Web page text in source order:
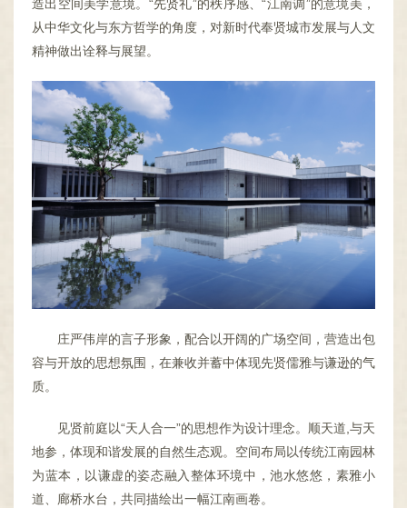
造出空间美学意境。“先贤礼”的秩序感、“江南调”的意境美，
从中华文化与东方哲学的角度，对新时代奉贤城市发展与人文
精神做出诠释与展望。
庄严伟岸的言子形象，配合以开阔的广场空间，营造出包
容与开放的思想氛围，在兼收并蓄中体现先贤儒雅与谦逊的气
质。
见贤前庭以“天人合一”的思想作为设计理念。顺天道,与天
地参，体现和谐发展的自然生态观。空间布局以传统江南园林
为蓝本，以谦虚的姿态融入整体环境中，池水悠悠，素雅小
道、廊桥水台，共同描绘出一幅江南画卷。